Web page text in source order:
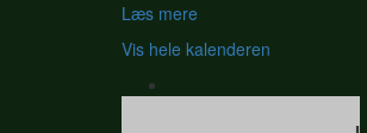
Læs mere
Vis hele kalenderen